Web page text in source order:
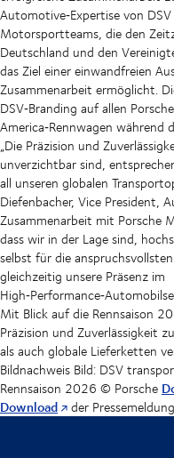
Automotive‑Expertise von
Motorsportteams, die den
Deutschland und den
das Ziel einer einwandfreien
Zusammenarbeit ermöglicht.
DSV‑Branding auf allen
America‑Rennwagen
„Die Präzision und
unverzichtbar sind,
all unseren globalen
Diefenbacher, Vice President,
Zusammenarbeit mit Porsche
dass wir in der Lage sind,
selbst für die
gleichzeitig unsere Präsenz im
Mit Blick auf die Rennsaison
Präzision und Zuverlässigkeit
als auch globale Lieferketten
Bildnachweis Bild: DSV
Rennsaison 2026 © Porsche
Download
der